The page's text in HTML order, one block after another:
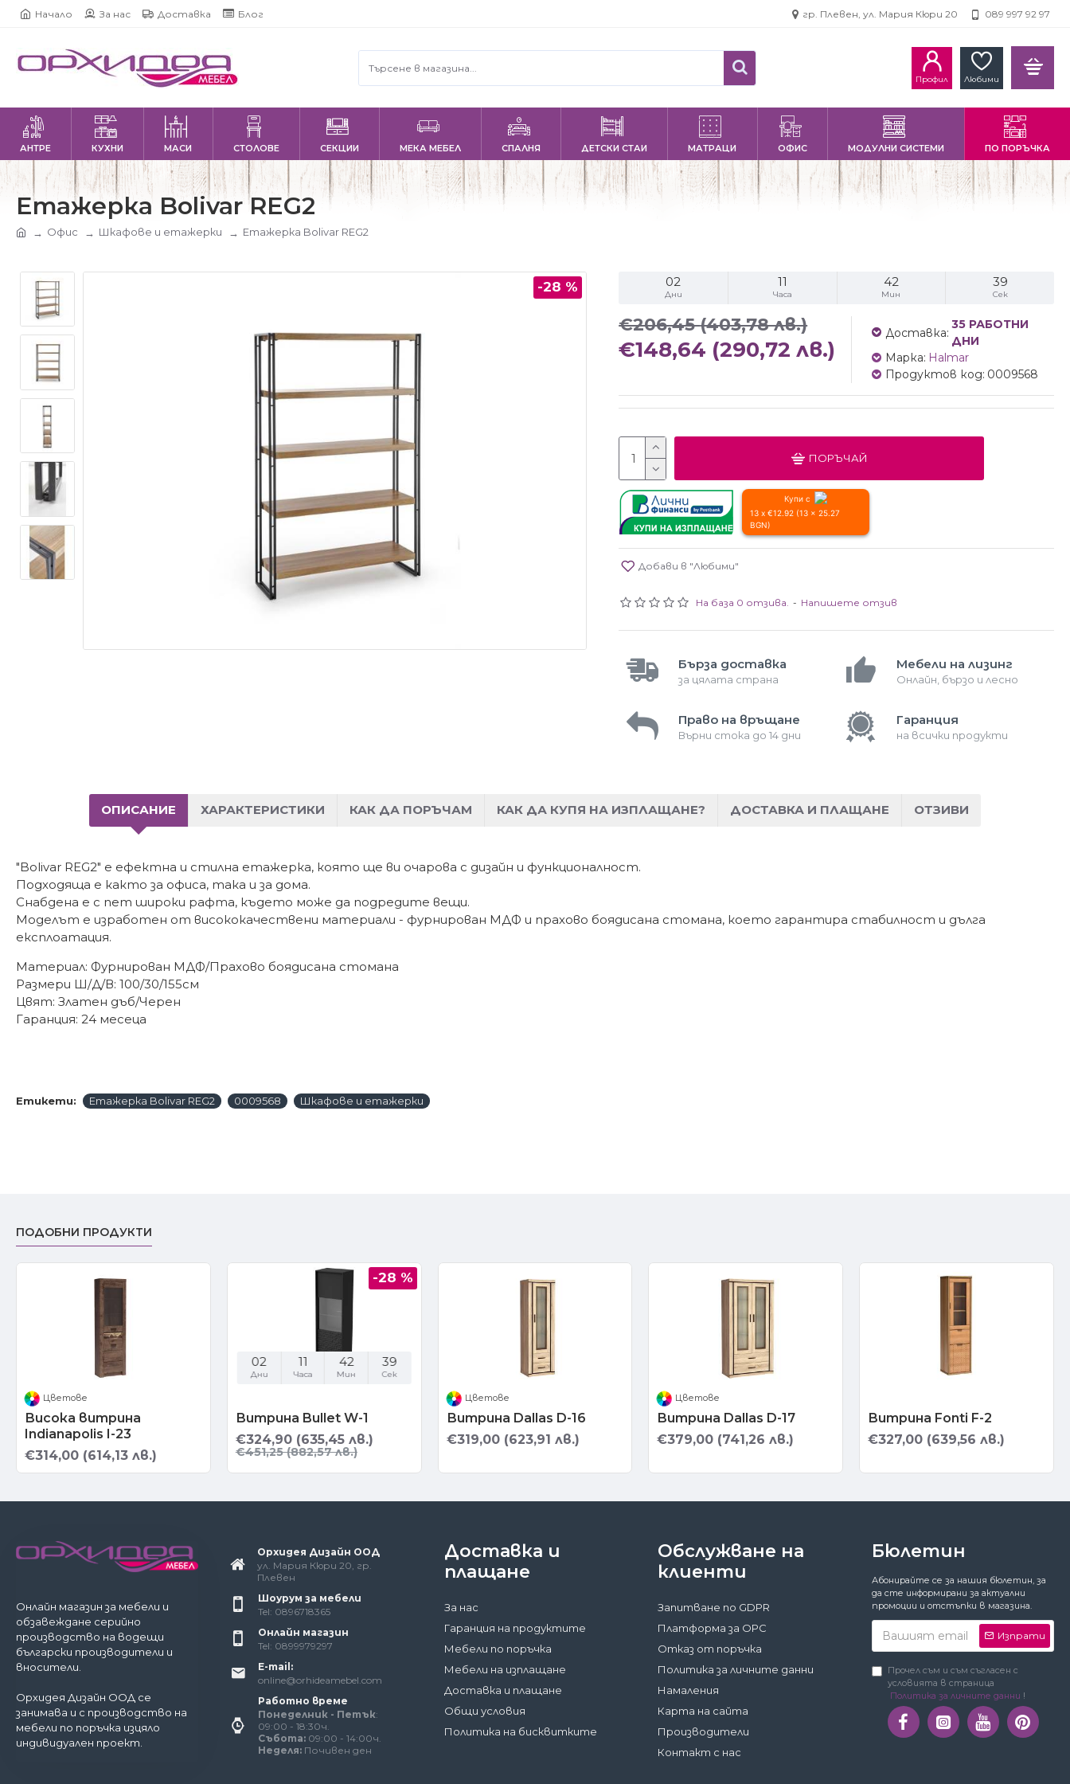
Начало За нас Доставка Блог гр. Плевен, ул. Мария Кюри 20 089 997 92 97
Профил Любими
АНТРЕ КУХНИ МАСИ СТОЛОВЕ СЕКЦИИ МЕКА МЕБЕЛ СПАЛНЯ ДЕТСКИ СТАИ МАТРАЦИ ОФИС МОДУЛНИ СИСТЕМИ ПО ПОРЪЧКА
Офис Шкафове и етажерки Етажерка Bolivar REG2
Етажерка Bolivar REG2
-28 %
На база 0 отзива. - Напишете отзив
02
Дни
11
Часа
42
Мин
39
Сек
€148,64 (290,72 лв.)
€206,45(403,78 лв.) Доставка:
35 РАБОТНИ
ДНИ
Марка: Halmar
Продуктов код: 0009568
ПОРЪЧАЙ
Купи с
13 x €12.92 (13 x 25.27
BGN)
Добави в "Любими"
Бърза доставка
за цялата страна
Мебели на лизинг
Онлайн, бързо и лесно
Право на връщане
Върни стока до 14 дни
Гаранция
на всички продукти
ОПИСАНИЕ ХАРАКТЕРИСТИКИ КАК ДА ПОРЪЧАМ КАК ДА КУПЯ НА ИЗПЛАЩАНЕ? ДОСТАВКА И ПЛАЩАНЕ ОТЗИВИ
"Bolivar REG2" е ефектна и стилна етажерка, която ще ви очарова с дизайн и функционалност.
Подходяща е както за офиса, така и за дома.
Снабдена е с пет широки рафта, където може да подредите вещи.
Моделът е изработен от висококачествени материали - фурнирован МДФ и прахово боядисана стомана, което гарантира стабилност и дълга
експлоатация.
Материал: Фурнирован МДФ/Прахово боядисана стомана
Размери Ш/Д/В: 100/30/155см
Цвят: Златен дъб/Черен
Гаранция: 24 месеца
Етикети: Етажерка Bolivar REG2 0009568 Шкафове и етажерки
ПОДОБНИ ПРОДУКТИ
Цветове
Висока витрина
Indianapolis I-23
€314,00 (614,13 лв.)
-28 %
02
Дни
11
Часа
42
Мин
39
Сек
Витрина Bullet W-1
€324,90 (635,45 лв.)
€451,25 (882,57 лв.)
Цветове
Витрина Dallas D-16
€319,00 (623,91 лв.)
Цветове
Витрина Dallas D-17
€379,00 (741,26 лв.)
Витрина Fonti F-2
€327,00 (639,56 лв.)
Онлайн магазин за мебели и
обзавеждане серийно
производство на водещи
български производители и
вносители.
Орхидея Дизайн ООД се
занимава и с производство на
мебели по поръчка изцяло
индивидуален проект.
Орхидея Дизайн ООД
ул. Мария Кюри 20, гр.
Плевен
Шоурум за мебели
Tel: 0896718365
Онлайн магазин
Tel: 0899979297
E-mail:
online@orhideamebel.com
Работно време
Понеделник - Петък:
09:00 - 18:30ч.
Събота:09:00 - 14:00ч.
Неделя:Почивен ден
Доставка и
плащане
За нас
Гаранция на продуктите
Мебели по поръчка
Мебели на изплащане
Доставка и плащане
Общи условия
Политика на бисквитките
Обслужване на
клиенти
Запитване по GDPR
Платформа за ОРС
Отказ от поръчка
Политика за личните данни
Намаления
Карта на сайта
Производители
Контакт с нас
Бюлетин
Абонирайте се за нашия бюлетин, за
да сте информирани за актуални
промоции и отстъпки в магазина.
Изпрати
Прочел съм и съм съгласен с
условията в страница
Политика за личните данни !